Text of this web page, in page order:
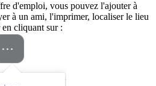
d'emploi, vous pouvez l'ajouter à
à un ami, l'imprimer, localiser le lieu
cliquant sur :